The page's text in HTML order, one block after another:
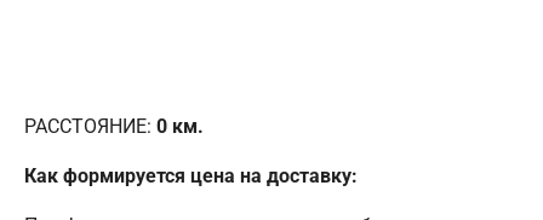
РАССТОЯНИЕ: 0 км.
Как формируется цена на доставку: